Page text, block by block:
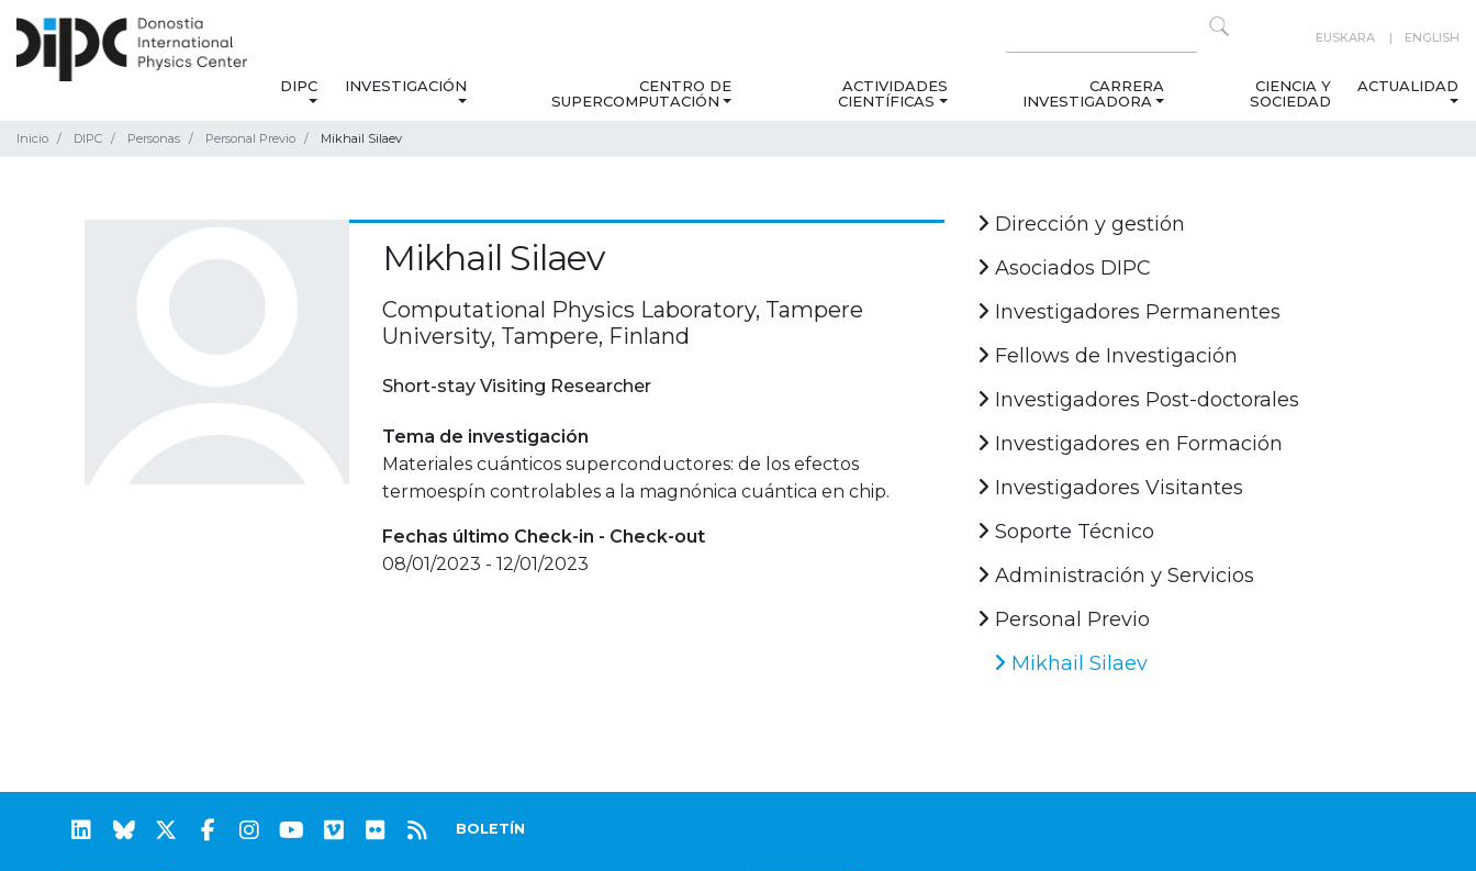
EUSKARA ENGLISH
DIPC INVESTIGACIÓN
CENTRO DE
SUPERCOMPUTACIÓN
ACTIVIDADES
CIENTÍFICAS
CARRERA
INVESTIGADORA
CIENCIA Y
SOCIEDAD
ACTUALIDAD
Inicio DIPC Personas Personal Previo Mikhail Silaev
Mikhail Silaev
Computational Physics Laboratory, Tampere
University, Tampere, Finland
Short-stay Visiting Researcher
Tema de investigación
Materiales cuánticos superconductores: de los efectos
termoespín controlables a la magnónica cuántica en chip.
Fechas último Check-in - Check-out
08/01/2023 - 12/01/2023
Dirección y gestión
Asociados DIPC
Investigadores Permanentes
Fellows de Investigación
Investigadores Post-doctorales
Investigadores en Formación
Investigadores Visitantes
Soporte Técnico
Administración y Servicios
Personal Previo
Mikhail Silaev
BOLETÍN